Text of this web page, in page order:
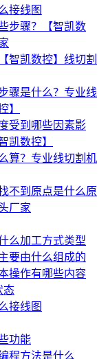
接线图
步骤？【智凯数
智凯数控】线切割
骤是什么？专业线
】
受到哪些因素影
凯数控】
算？专业线切割机
不到原点是什么原
厂家
么加工方式类型
要由什么组成的
操作有哪些内容
态
接线图
功能
程方法是什么